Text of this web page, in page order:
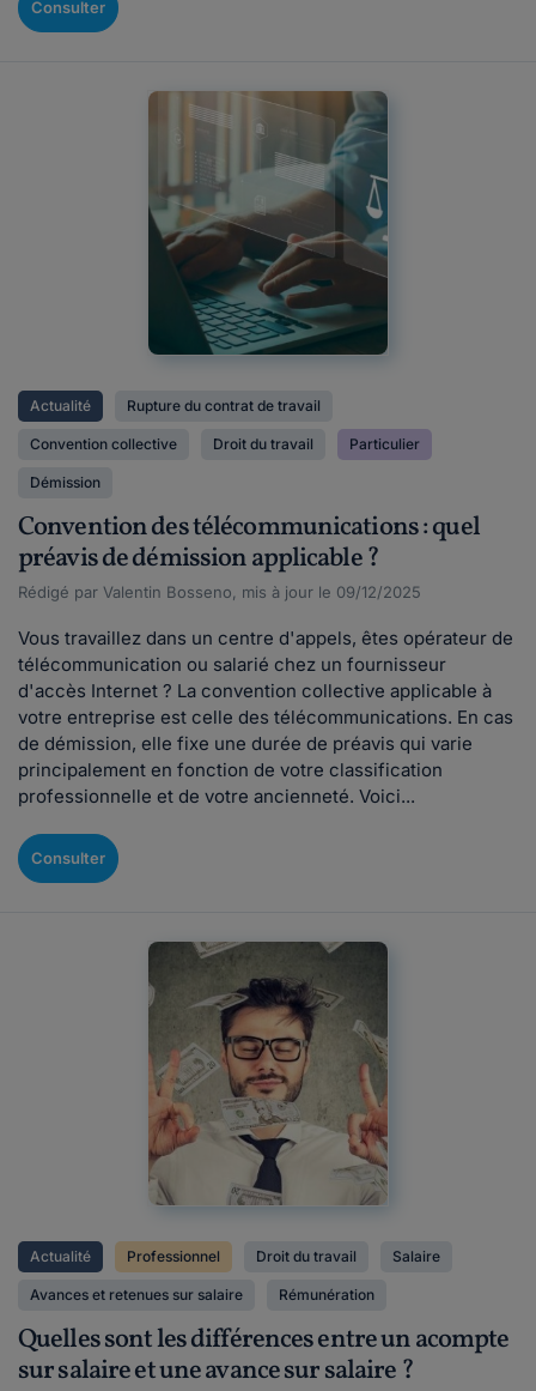
Consulter
Actualité Rupture du contrat de travail
Convention collective Droit du travail Particulier
Démission
Convention des télécommunications : quel
préavis de démission applicable ?
Rédigé par Valentin Bosseno, mis à jour le 09/12/2025
Vous travaillez dans un centre d'appels, êtes opérateur de
télécommunication ou salarié chez un fournisseur
d'accès Internet ? La convention collective applicable à
votre entreprise est celle des télécommunications. En cas
de démission, elle fixe une durée de préavis qui varie
principalement en fonction de votre classification
professionnelle et de votre ancienneté. Voici...
Consulter
Actualité Professionnel Droit du travail Salaire
Avances et retenues sur salaire Rémunération
Quelles sont les différences entre un acompte
sur salaire et une avance sur salaire ?